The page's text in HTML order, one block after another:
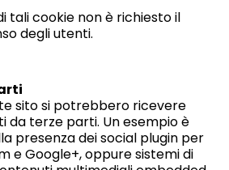
tali cookie non è richiesto il
degli utenti.
sito si potrebbero ricevere
da terze parti. Un esempio è
presenza dei social plugin per
e Google+, oppure sistemi di